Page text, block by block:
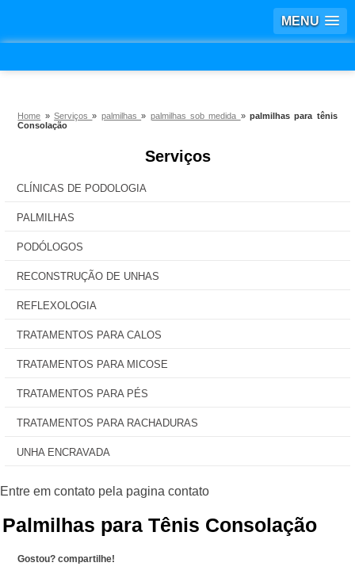
MENU
Home »Serviços» palmilhas» palmilhas sob medida » palmilhas para tênis
Consolação
Serviços
CLÍNICAS DE PODOLOGIA
PALMILHAS
PODÓLOGOS
RECONSTRUÇÃO DE UNHAS
REFLEXOLOGIA
TRATAMENTOS PARA CALOS
TRATAMENTOS PARA MICOSE
TRATAMENTOS PARA PÉS
TRATAMENTOS PARA RACHADURAS
UNHA ENCRAVADA
Palmilhas para Tênis Consolação
Gostou? compartilhe!